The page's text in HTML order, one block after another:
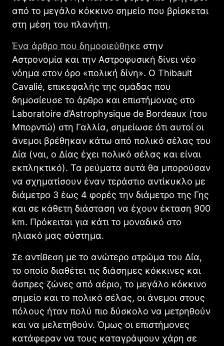
από το μεγάλο κόκκινο σημείο που βρίσκεται
στη μέση του πλανήτη.
Ένα άρθρο που δημοσιεύθηκε στην
Αστρονομία και την Αστροφυσική δίνει νέο
νόημα στον όρο «πολική δίνη». Ο Thibault
Cavalié, επικεφαλής της ομάδας που
δημοσίευσε το άρθρο και επιστήμονας στο
Laboratoire d’Astrophysique de Bordeaux (του
Μπορντώ) στη Γαλλία, σημείωσε ότι αυτοί οι
άνεμοι βρέθηκαν κάτω από πολικό σέλας του
Δία (ναι, ο Δίας έχει πολικό σέλας και είναι
εκπληκτικό). Τα ρεύματα αυτά θα μπορούσαν
να σχηματίσουν έναν τεράστιο αντίκυκλο με
διάμετρο 3 έως 4 φορές την διάμετρο της Γης
και σε κάθετη διάσταση να έχουν έκταση 900
km. Πρόκειται για κάτι το μοναδικό στο
ηλιακό μας σύστημα.
Σε αντίθεση με το ανώτερο στρώμα του Δία,
το οποίο διαθέτει τις διάσημες κόκκινες και
άσπρες ζώνες από αέριο, το μεγάλο κόκκινο
σημείο και το πολικό σέλας, οι άνεμοι στους
πόλους ήταν πολύ πιο δύσκολο να μετρηθούν
και να μελετηθούν. Όμως οι επιστήμονες
κατάφεραν να τους καταγράψουν χάρη σε